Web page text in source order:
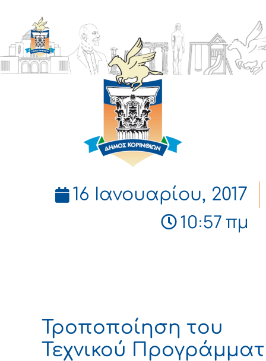
ΔΗΜΟΣ
ΚΟΡΙΝΘΙΩΝ
16 Ιανουαρίου, 2017
10:57 πμ
Τροποποίηση του
Τεχνικού